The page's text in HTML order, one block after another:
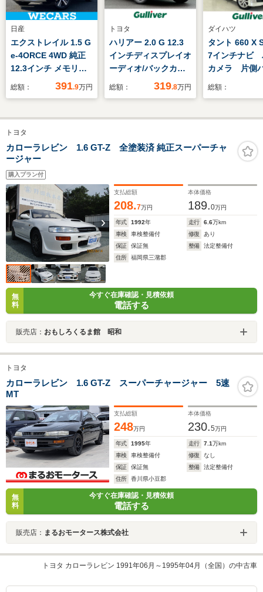
日産
エクストレイル 1.5 G
e-4ORCE 4WD 純正
12.3インチ メモリー
ナビ/インテリジェン
キ/シートヒーター 全
席/アラウンドビュー
モニター/車線逸脱防
止支援システム/プロ
パイロット
総額： 391.9万円
トヨタ
ハリアー 2.0 G 12.3
インチディスプレイオ
ーディオ/バックカメ
ラ/ETC/デジタルイン
ックドア/ハーフレザ
ト/レーダークルーズ/
総額： 319.8万円
ダイハツ
タント 660 X
7インチナビ
カメラ 片側
純正14イン
フルセグTV
総額：
トヨタ
カローラレビン 1.6 GT-Z 全塗装済 純正スーパーチャ
ージャー
購入プラン付
支払総額
208.7万円
本体価格
189.0万円
年式 1992年 走行 6.6万km
車検
車検整備付 修復
あり
保証
保証無 整備
法定整備付
住所
福岡県三潴郡
無
料
今すぐ在庫確認・見積依頼
電話する
販売店： おもしろくるま館 昭和
トヨタ
カローラレビン 1.6 GT-Z スーパーチャージャー 5速
MT
支払総額
248万円
本体価格
230.5万円
年式 1995年 走行 7.1万km
車検
車検整備付 修復
なし
保証
保証無 整備
法定整備付
住所
香川県小豆郡
無
料
今すぐ在庫確認・見積依頼
電話する
販売店： まるおモータース株式会社
トヨタ カローラレビン 1991年06月～1995年04月（全国）の中古車